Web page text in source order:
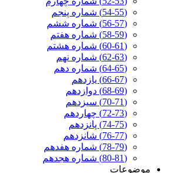
(54-55) شماره پنجم
(56-57) شماره ششم
(58-59) شماره هفتم
(60-61) شماره هشتم
(62-63) شماره نهم
(64-65) شماره دهم
(66-67) یازدهم
(68-69) دوازدهم
(70-71) سیزدهم
(72-73) چهاردهم
(74-75) پانزدهم
(76-77) شانزدهم
(78-79) شماره هفدهم
(80-81) شماره هجدهم
موضوعات